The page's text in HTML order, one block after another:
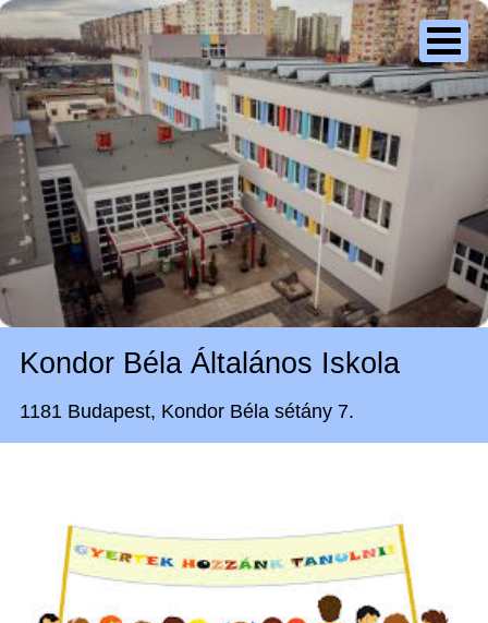
Kondor Béla Általános Iskola
1181 Budapest, Kondor Béla sétány 7.